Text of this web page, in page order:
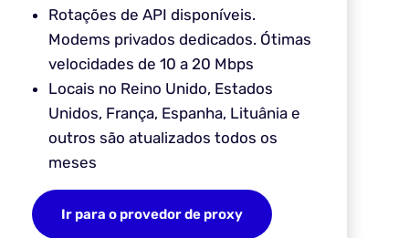
Rotações de API disponíveis.
Modems privados dedicados. Ótimas
velocidades de 10 a 20 Mbps
Locais no Reino Unido, Estados
Unidos, França, Espanha, Lituânia e
outros são atualizados todos os
meses
Ir para o provedor de proxy